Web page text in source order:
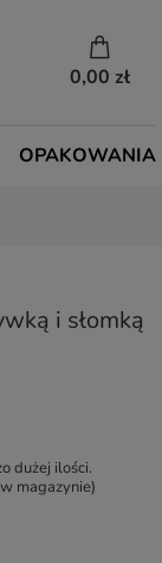
0,00 zł
OPAKOWANIA
i słomką
dużej ilości
magazynie)